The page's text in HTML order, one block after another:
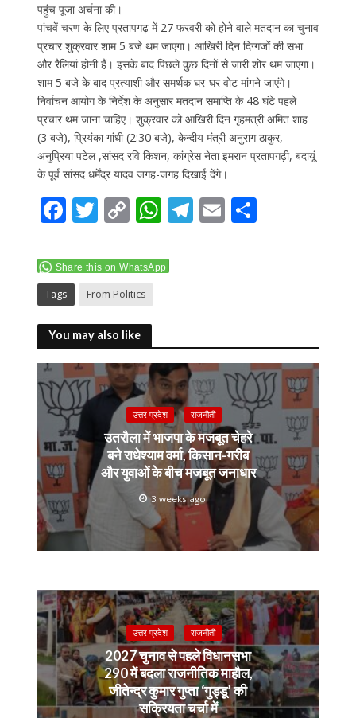
पहुंच पूजा अर्चना की।
पांचवें चरण के लिए प्रतापगढ़ में 27 फरवरी को होने वाले मतदान का चुनाव
प्रचार शुक्रवार शाम 5 बजे थम जाएगा। आखिरी दिन दिग्गजों की सभा
और रैलियां होनी हैं। इसके बाद पिछले कुछ दिनों से जारी शोर थम जाएगा।
शाम 5 बजे के बाद प्रत्याशी और समर्थक घर-घर वोट मांगने जाएंगे।
निर्वाचन आयोग के निर्देश के अनुसार मतदान समाप्ति के 48 घंटे पहले
प्रचार थम जाना चाहिए। शुक्रवार को आखिरी दिन गृहमंत्री अमित शाह
(3 बजे), प्रियंका गांधी (2:30 बजे), केन्दीय मंत्री अनुराग ठाकुर,
अनुप्रिया पटेल ,सांसद रवि किशन, कांग्रेस नेता इमरान प्रतापगढ़ी, बदायूं
के पूर्व सांसद धर्मेंद्र यादव जगह-जगह दिखाई देंगे।
F
e
b
o
o
k
T
itt
er
C
p
y
Li
n
k
W
at
p
T E S
Share this on WhatsApp
Tags From Politics
You may also like
उत्तर प्रदेश राजनीती
उतरौला में भाजपा के मजबूत चेहरे
बने राधेश्याम वर्मा, किसान-गरीब
और युवाओं के बीच मजबूत जनाधार
3 weeks ago
उत्तर प्रदेश राजनीती
2027 चुनाव से पहले विधानसभा
290 में बदला राजनीतिक माहौल,
जीतेन्द्र कुमार गुप्ता ‘गुड्डू’ की
सक्रियता चर्चा में